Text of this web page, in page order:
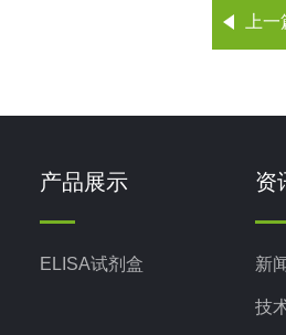
上
产品展示
ELISA试剂盒
资
新
技